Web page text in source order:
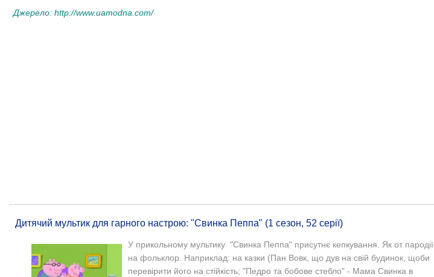
Джерело: http://www.uamodna.com/
Дитячий мультик для гарного настрою: "Свинка Пеппа" (1 сезон, 52 серії)
У прикольному мультику "Свинка Пеппа" присутнє кепкування. Як от пародії
на фольклор. Наприклад: на казки (Пан Вовк, що дув на свій будинок, щоби
перевірити його на стійкість; "Педро та бобове стебло" - Мама Свинка в